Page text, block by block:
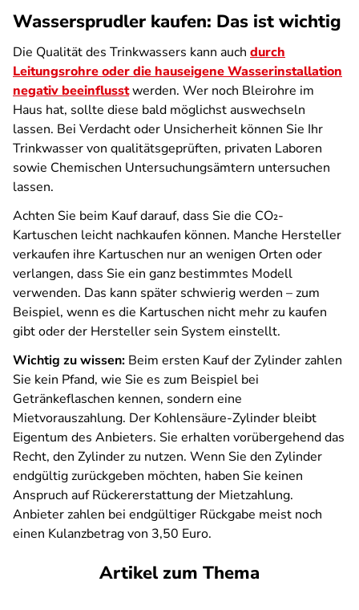
Wassersprudler kaufen: Das ist wichtig
Die Qualität des Trinkwassers kann auch durch
Leitungsrohre oder die hauseigene Wasserinstallation
negativ beeinflusstwerden. Wer noch Bleirohre im
Haus hat, sollte diese bald möglichst auswechseln
lassen. Bei Verdacht oder Unsicherheit können Sie Ihr
Trinkwasser von qualitätsgeprüften, privaten Laboren
sowie Chemischen Untersuchungsämtern untersuchen
lassen.
Achten Sie beim Kauf darauf, dass Sie die CO₂-
Kartuschen leicht nachkaufen können. Manche Hersteller
verkaufen ihre Kartuschen nur an wenigen Orten oder
verlangen, dass Sie ein ganz bestimmtes Modell
verwenden. Das kann später schwierig werden – zum
Beispiel, wenn es die Kartuschen nicht mehr zu kaufen
gibt oder der Hersteller sein System einstellt.
Wichtig zu wissen: Beim ersten Kauf der Zylinder zahlen
Sie kein Pfand, wie Sie es zum Beispiel bei
Getränkeflaschen kennen, sondern eine
Mietvorauszahlung. Der Kohlensäure-Zylinder bleibt
Eigentum des Anbieters. Sie erhalten vorübergehend das
Recht, den Zylinder zu nutzen. Wenn Sie den Zylinder
endgültig zurückgeben möchten, haben Sie keinen
Anspruch auf Rückererstattung der Mietzahlung.
Anbieter zahlen bei endgültiger Rückgabe meist noch
einen Kulanzbetrag von 3,50 Euro.
Artikel zum Thema